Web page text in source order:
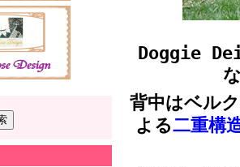
Doggie
背中はベル
よる二重構